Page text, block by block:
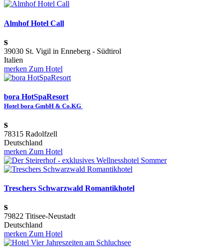
Almhof Hotel Call
s
39030 St. Vigil in Enneberg - Südtirol
Italien
merken Zum Hotel
bora HotSpaResort
Hotel bora GmbH & Co.KG
s
78315 Radolfzell
Deutschland
merken Zum Hotel
Treschers Schwarzwald Romantikhotel
s
79822 Titisee-Neustadt
Deutschland
merken Zum Hotel